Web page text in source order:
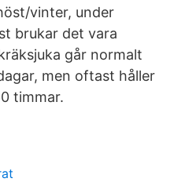
vinter, under
brukar det vara
går normalt
men oftast håller
timmar.